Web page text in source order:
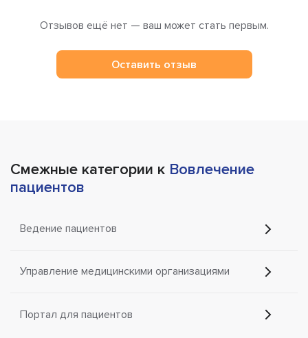
Отзывов ещё нет — ваш может стать первым.
Оставить отзыв
Смежные категории к Вовлечение
пациентов
Ведение пациентов
Управление медицинскими организациями
Портал для пациентов